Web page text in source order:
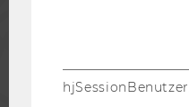
UNTERNEHMEN
hjSessionBenutzer_